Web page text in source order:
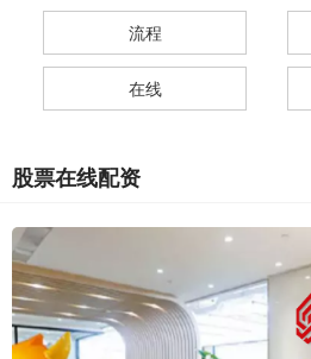
流程
在线
股票在线配资